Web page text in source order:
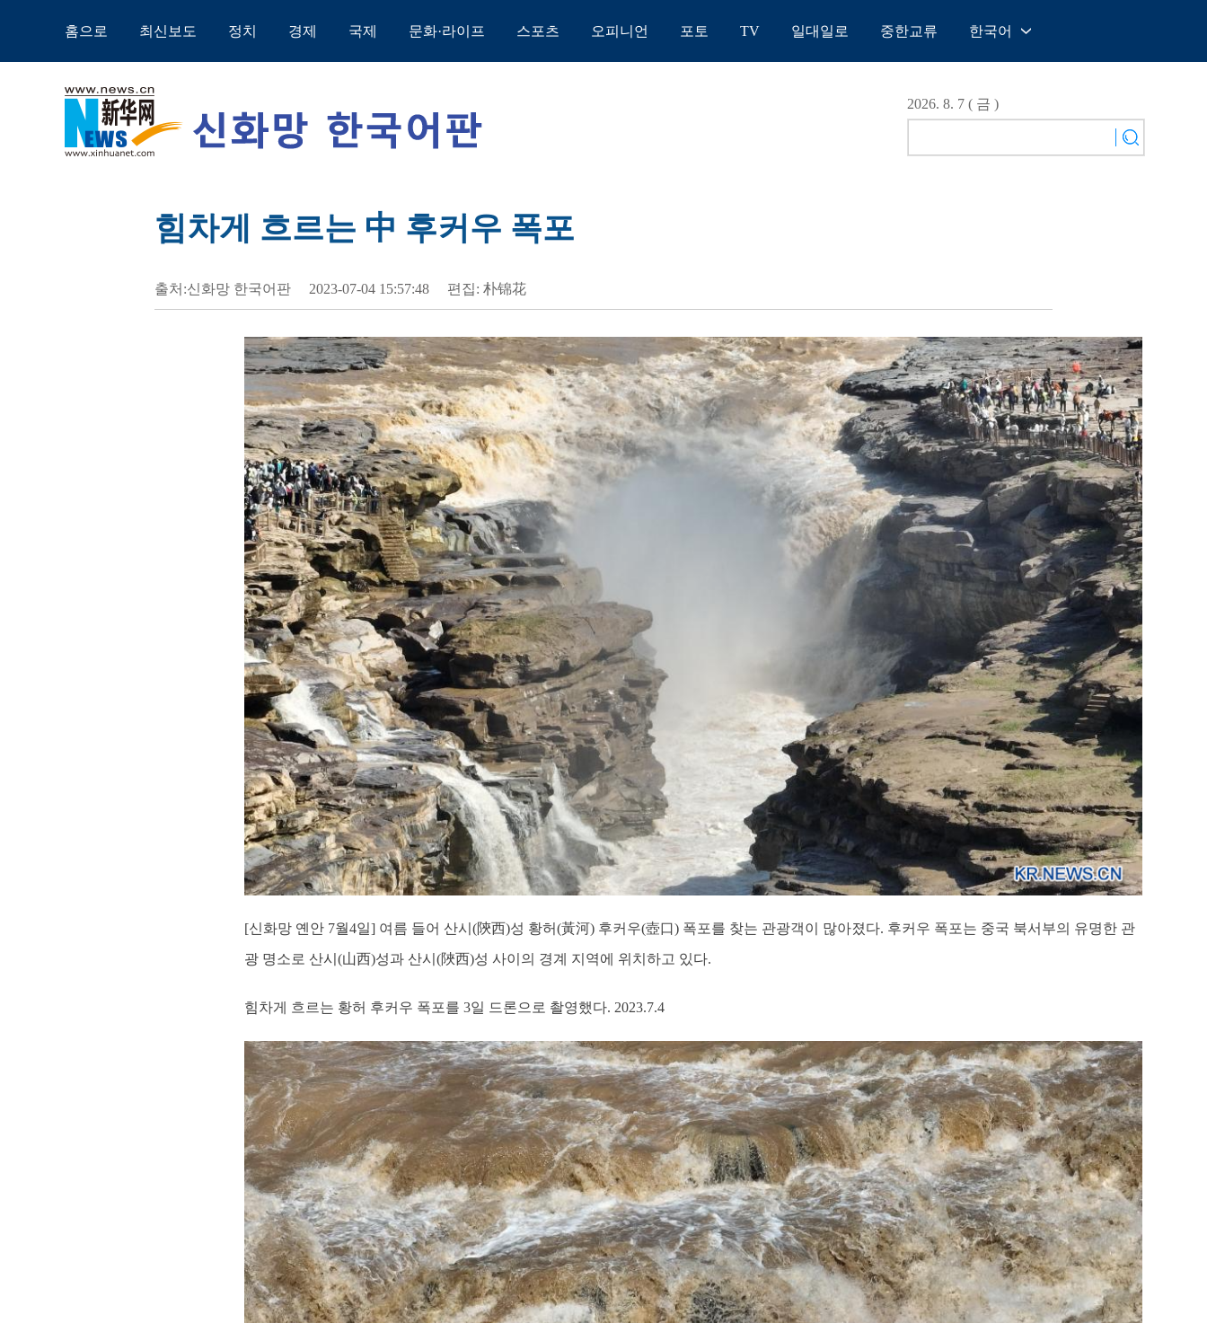
홈으로 최신보도 정치 경제 국제 문화·라이프 스포츠 오피니언 포토 TV 일대일로 중한교류 한국어
English
Español
2026. 8. 7 ( 금 )
힘차게 흐르는 中 후커우 폭포
출처:신화망 한국어판 2023-07-04 15:57:48 편집: 朴锦花
[신화망 옌안 7월4일] 여름 들어 산시(陝西)성 황허(黃河) 후커우(壺口) 폭포를 찾는 관광객이 많아졌다. 후커우 폭포는 중국 북서부의 유명한 관
광 명소로 산시(山西)성과 산시(陜西)성 사이의 경계 지역에 위치하고 있다.
힘차게 흐르는 황허 후커우 폭포를 3일 드론으로 촬영했다. 2023.7.4